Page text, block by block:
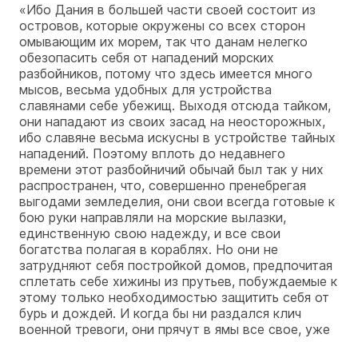
«Ибо Дания в большей части своей состоит из
островов, которые окружены со всех сторон
омывающим их морем, так что данам нелегко
обезопасить себя от нападений морских
разбойников, потому что здесь имеется много
мысов, весьма удобных для устройства
славянами себе убежищ. Выходя отсюда тайком,
они нападают из своих засад на неосторожных,
ибо славяне весьма искусны в устройстве тайных
нападений. Поэтому вплоть до недавнего
времени этот разбойничий обычай был так у них
распространен, что, совершенно пренебрегая
выгодами земледелия, они свои всегда готовые к
бою руки направляли на морские вылазки,
единственную свою надежду, и все свои
богатства полагая в кораблях. Но они не
затрудняют себя постройкой домов, предпочитая
сплетать себе хижины из прутьев, побуждаемые к
этому только необходимостью защитить себя от
бурь и дождей. И когда бы ни раздался клич
военной тревоги, они прячут в ямы все свое, уже